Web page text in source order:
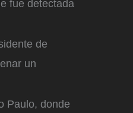
fue detectada
de
un
Paulo, donde